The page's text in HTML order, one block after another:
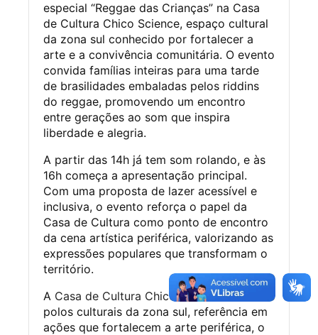
especial “Reggae das Crianças” na Casa
de Cultura Chico Science, espaço cultural
da zona sul conhecido por fortalecer a
arte e a convivência comunitária. O evento
convida famílias inteiras para uma tarde
de brasilidades embaladas pelos riddins
do reggae, promovendo um encontro
entre gerações ao som que inspira
liberdade e alegria.
A partir das 14h já tem som rolando, e às
16h começa a apresentação principal.
Com uma proposta de lazer acessível e
inclusiva, o evento reforça o papel da
Casa de Cultura como ponto de encontro
da cena artística periférica, valorizando as
expressões populares que transformam o
território.
A Casa de Cultura Chico Scienceé um dos
polos culturais da zona sul, referência em
ações que fortalecem a arte periférica, o